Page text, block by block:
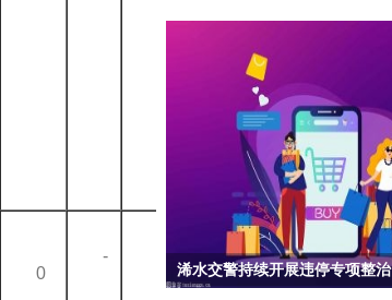
0
- 2023/6/27
浠水交警持续开展违停专项整治